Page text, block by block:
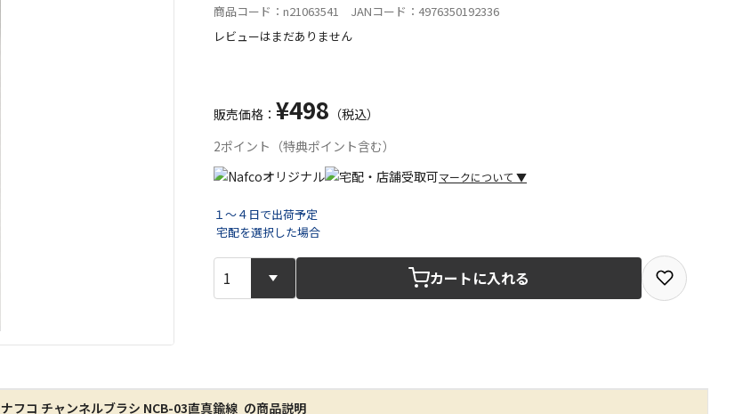
商品コード：n21063541 JANコード：4976350192336
レビューはまだありません
販売価格： ¥498 （税込）
2ポイント（特典ポイント含む）
マークについて ▼
１～４日で出荷予定
宅配を選択した場合
カートに入れる
ナフコ チャンネルブラシ NCB-03直真鍮線 の商品説明